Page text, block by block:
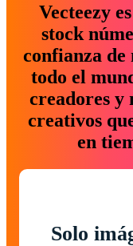
Vecteezy
stock
confianza de
todo el
creadores y
creativos
en
Solo